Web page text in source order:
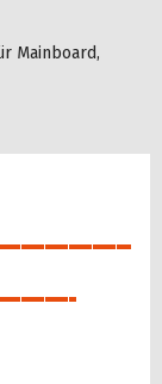
Mainboard,